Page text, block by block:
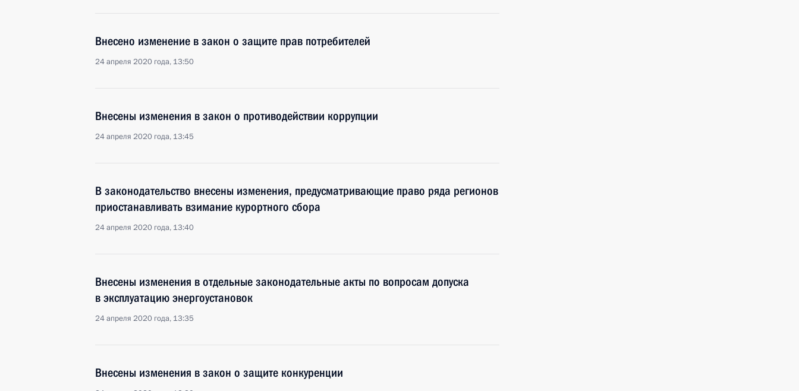
Внесено изменение в закон о защите прав потребителей
24 апреля 2020 года, 13:50
Внесены изменения в закон о противодействии коррупции
24 апреля 2020 года, 13:45
В законодательство внесены изменения, предусматривающие право ряда регионов
приостанавливать взимание курортного сбора
24 апреля 2020 года, 13:40
Внесены изменения в отдельные законодательные акты по вопросам допуска
в эксплуатацию энергоустановок
24 апреля 2020 года, 13:35
Внесены изменения в закон о защите конкуренции